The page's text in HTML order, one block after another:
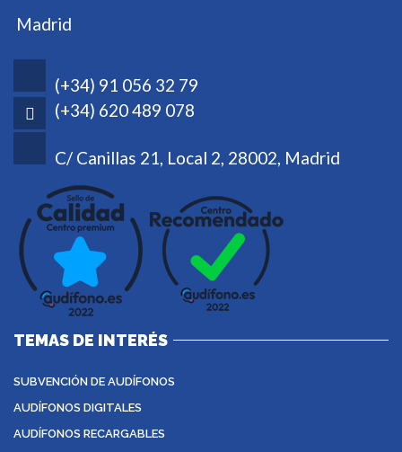
Madrid
(+34) 91 056 32 79
(+34) 620 489 078
C/ Canillas 21, Local 2, 28002, Madrid
TEMAS DE INTERÉS
SUBVENCIÓN DE AUDÍFONOS
AUDÍFONOS DIGITALES
AUDÍFONOS RECARGABLES